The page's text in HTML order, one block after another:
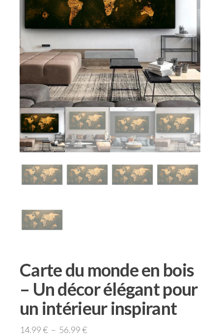
Carte du monde en bois
– Un décor élégant pour
un intérieur inspirant
14.99€ – 56.99€